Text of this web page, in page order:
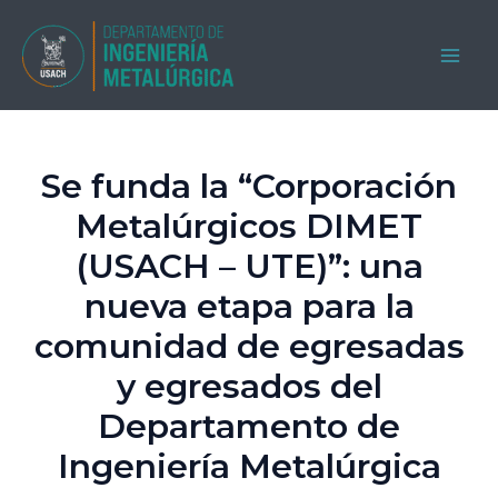
contenido
Se funda la “Corporación
Metalúrgicos DIMET
(USACH – UTE)”: una
nueva etapa para la
comunidad de egresadas
y egresados del
Departamento de
Ingeniería Metalúrgica